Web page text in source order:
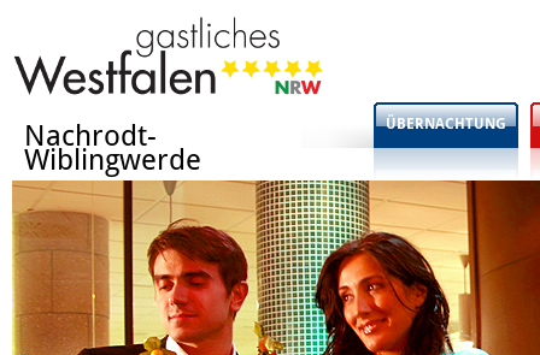
Nachrodt-
Wiblingwerde
ÜBERNACHTUNG